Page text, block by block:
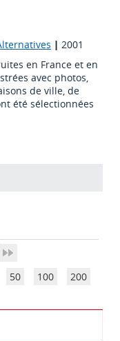
| 2001
en France et en
avec photos,
de ville, de
été sélectionnées
50 100 200